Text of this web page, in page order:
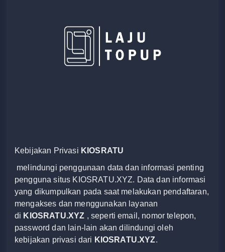
Kebijakan Privasi KIOSRATU
melindungi penggunaan data dan informasi penting
pengguna situs KIOSRATU.XYZ. Data dan informasi
yang dikumpulkan pada saat melakukan pendaftaran,
mengakses dan menggunakan layanan
di KIOSRATU.XYZ , seperti email, nomor telepon,
password dan lain-lain akan dilindungi oleh
kebijakan privasi dari KIOSRATU.XYZ.